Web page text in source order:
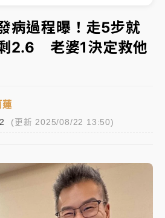
2檔！今線上預約開賣一度塞車
7時
渡假村！東檢抗告成功 今重開羈
海豚雨彈轟3天 「紅到發紫」降
新北打卡趣」！抽獎程序複雜 觀
董事人數！辜仲諒向法院聲請遭
病過程曝！走5步就
2.6 老婆1決定救他
蓮
(更新 2025/08/22 13:50)